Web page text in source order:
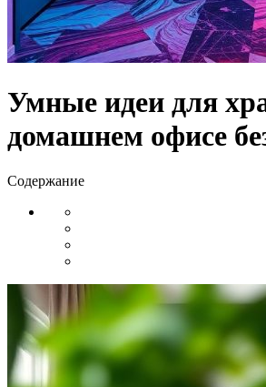
Умные идеи для
домашнем офисе
Содержание